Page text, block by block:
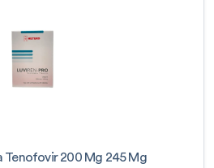
Tenofovir 200 Mg 245 Mg